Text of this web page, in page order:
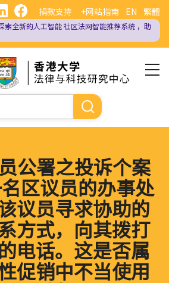
EN 繁體
捐款支持 +网站指南
索全新的人工智能社区法网智能推荐系统 ，助
公署之投诉个案
区议员的办事处
议员寻求协助的
方式，向其拨打
电话。这是否属
促销中不当使用